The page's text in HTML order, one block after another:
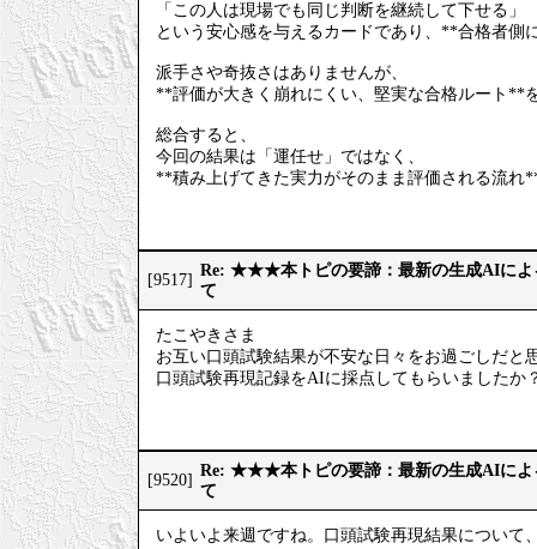
「この人は現場でも同じ判断を継続して下せる」
という安心感を与えるカードであり、**合格者側
派手さや奇抜さはありませんが、
**評価が大きく崩れにくい、堅実な合格ルート**
総合すると、
今回の結果は「運任せ」ではなく、
**積み上げてきた実力がそのまま評価される流れ
[9517]
Re: ★★★本トピの要諦：最新の生成AIによ
て
たこやきさま
お互い口頭試験結果が不安な日々をお過ごしだと
口頭試験再現記録をAIに採点してもらいましたか
[9520]
Re: ★★★本トピの要諦：最新の生成AIによ
て
いよいよ来週ですね。口頭試験再現結果につい